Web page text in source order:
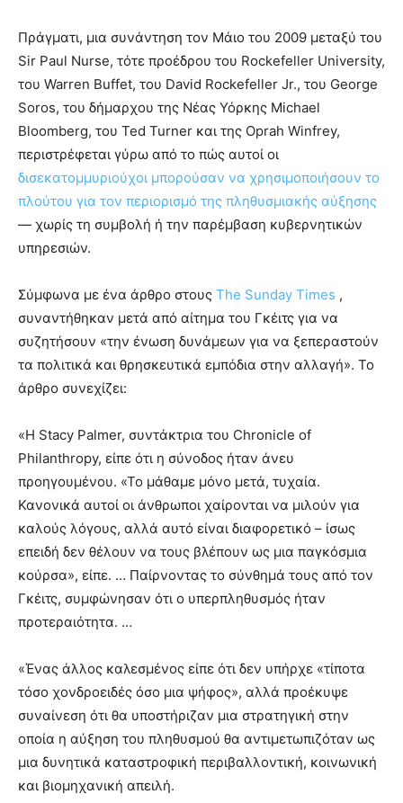
Πράγματι, μια συνάντηση τον Μάιο του 2009 μεταξύ του
Sir Paul Nurse, τότε προέδρου του Rockefeller University,
του Warren Buffet, του David Rockefeller Jr., του George
Soros, του δήμαρχου της Νέας Υόρκης Michael
Bloomberg, του Ted Turner και της Oprah Winfrey,
περιστρέφεται γύρω από το πώς αυτοί οι
δισεκατομμυριούχοι μπορούσαν να χρησιμοποιήσουν το
πλούτου για τον περιορισμό της πληθυσμιακής αύξησης
— χωρίς τη συμβολή ή την παρέμβαση κυβερνητικών
υπηρεσιών.
Σύμφωνα με ένα άρθρο στους The Sunday Times ,
συναντήθηκαν μετά από αίτημα του Γκέιτς για να
συζητήσουν «την ένωση δυνάμεων για να ξεπεραστούν
τα πολιτικά και θρησκευτικά εμπόδια στην αλλαγή». Το
άρθρο συνεχίζει:
«Η Stacy Palmer, συντάκτρια του Chronicle of
Philanthropy, είπε ότι η σύνοδος ήταν άνευ
προηγουμένου. «Το μάθαμε μόνο μετά, τυχαία.
Κανονικά αυτοί οι άνθρωποι χαίρονται να μιλούν για
καλούς λόγους, αλλά αυτό είναι διαφορετικό – ίσως
επειδή δεν θέλουν να τους βλέπουν ως μια παγκόσμια
κούρσα», είπε. … Παίρνοντας το σύνθημά τους από τον
Γκέιτς, συμφώνησαν ότι ο υπερπληθυσμός ήταν
προτεραιότητα. …
«Ένας άλλος καλεσμένος είπε ότι δεν υπήρχε «τίποτα
τόσο χονδροειδές όσο μια ψήφος», αλλά προέκυψε
συναίνεση ότι θα υποστήριζαν μια στρατηγική στην
οποία η αύξηση του πληθυσμού θα αντιμετωπιζόταν ως
μια δυνητικά καταστροφική περιβαλλοντική, κοινωνική
και βιομηχανική απειλή.